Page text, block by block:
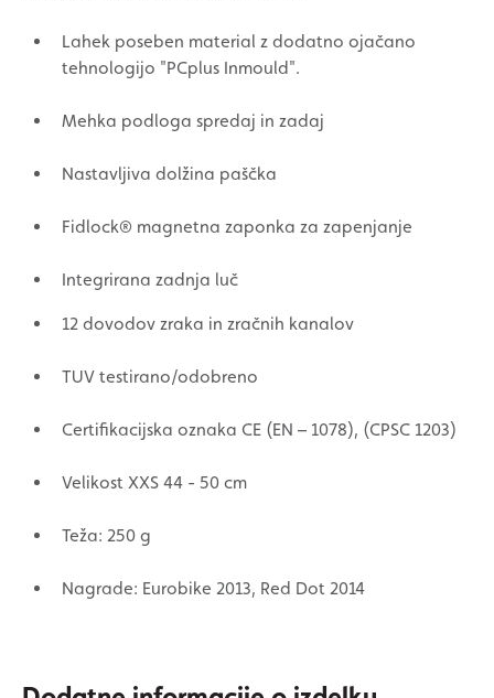
Lahek poseben material z dodatno ojačano
tehnologijo "PCplus Inmould".
Mehka podloga spredaj in zadaj
Nastavljiva dolžina paščka
Fidlock® magnetna zaponka za zapenjanje
Integrirana zadnja luč
12 dovodov zraka in zračnih kanalov
TUV testirano/odobreno
Certifikacijska oznaka CE (EN – 1078), (CPSC 1203)
Velikost XXS 44 - 50 cm
Teža: 250 g
Nagrade: Eurobike 2013, Red Dot 2014